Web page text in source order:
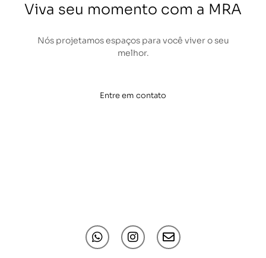
Viva seu momento com a MRA
Nós projetamos espaços para você viver o seu
melhor.
Entre em contato